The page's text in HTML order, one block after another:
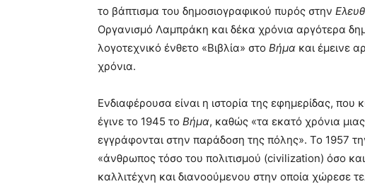
το βάπτισμα του δημοσιογραφικού πυρός στην
Οργανισμό Λαμπράκη και δέκα χρόνια αργότερα
λογοτεχνικό ένθετο «Βιβλία» στο Βήμα και έμεινε
χρόνια.
Ενδιαφέρουσα είναι η ιστορία της εφημερίδας,
έγινε το 1945 το Βήμα, καθώς «τα εκατό χρόνια
εγγράφονται στην παράδοση της πόλης». Το 1957
«άνθρωπος τόσο του πολιτισμού (civilization) όσο
καλλιτέχνη και διανοούμενου στην οποία χώρεσε